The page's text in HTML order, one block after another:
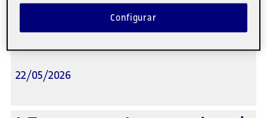
de maig, a València.
22/05/2026
Configurar